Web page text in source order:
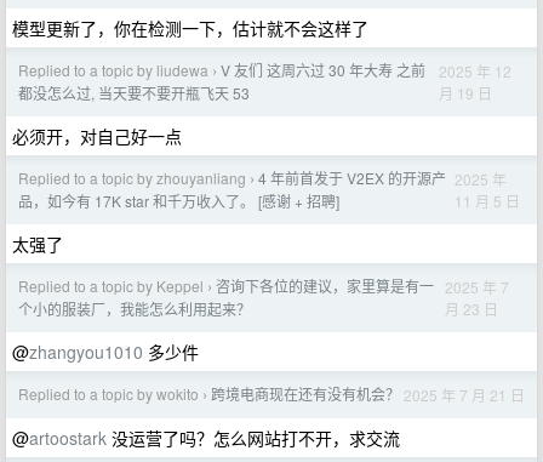
模型更新了，你在检测一下，估计就不会这样了
Replied to a topic by liudewa › V 友们 这周六过 30 年大寿 之前
都没怎么过, 当天要不要开瓶飞天 53
2025 年 12
月 19 日
必须开，对自己好一点
Replied to a topic by zhouyanliang › 4 年前首发于 V2EX 的开源产
品，如今有 17K star 和千万收入了。 [感谢 + 招聘]
2025 年
11 月 5 日
太强了
Replied to a topic by Keppel › 咨询下各位的建议，家里算是有一
个小的服装厂，我能怎么利用起来？
2025 年 7
月 23 日
@zhangyou1010 多少件
Replied to a topic by wokito › 跨境电商现在还有没有机会？ 2025 年 7 月 21 日
@artoostark 没运营了吗？怎么网站打不开，求交流